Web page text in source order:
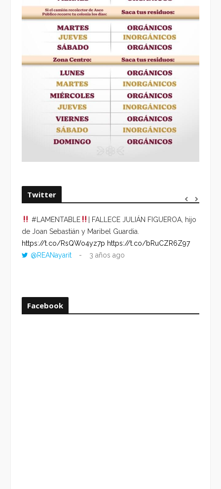
Twitter
#LAMENTABLE
| FALLECE JULIÁN FIGUEROA, hijo
de Joan Sebastián y Maribel Guardia.
https://t.co/RsQWo4yz7p https://t.co/bRuCZR6Z97
@REANayarit
3 años ago
Facebook